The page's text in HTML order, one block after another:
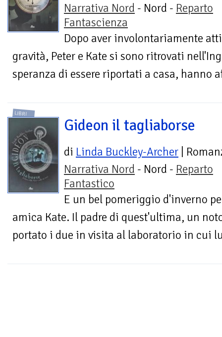
Narrativa Nord - Nord - Reparto
Fantascienza
Dopo aver involontariamente
gravità, Peter e Kate si sono ritrovati
speranza di essere riportati a casa, hanno
LIBRI
Gideon il tagliaborse
di Linda Buckley-Archer |
Narrativa Nord - Nord - Reparto
Fantastico
E un bel pomeriggio d'inverno
amica Kate. Il padre di quest'ultima, un
portato i due in visita al laboratorio in cui